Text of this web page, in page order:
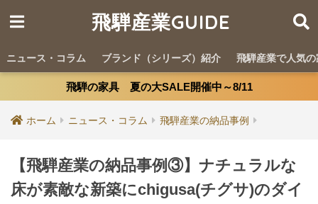
飛騨産業GUIDE
ニュース・コラム ブランド（シリーズ）紹介 飛騨産業で人気の
飛騨の家具 夏の大SALE開催中～8/11
ホーム ニュース・コラム 飛騨産業の納品事例
【飛騨産業の納品事例③】ナチュラルな
床が素敵な新築にchigusa(チグサ)のダイ